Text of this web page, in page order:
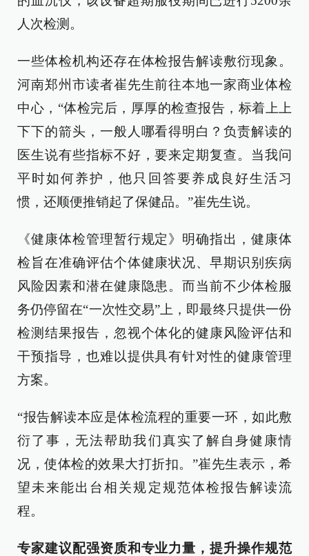
人次检测。
一些体检机构还存在体检报告解读敷衍现象。
河南郑州市读者崔先生前往本地一家商业体检
中心，“体检完后，厚厚的检查报告，标着上上
下下的箭头，一般人哪看得明白？负责解读的
医生说有些指标不好，要来定期复查。当我问
平时如何养护，他只回答要养成良好生活习
惯，还顺便推销起了保健品。”崔先生说。
《健康体检管理暂行规定》明确指出，健康体
检旨在准确评估个体健康状况、早期识别疾病
风险因素和潜在健康隐患。而当前不少体检服
务仍停留在“一次性交易”上，即最终只提供一份
检测结果报告，忽视个体化的健康风险评估和
干预指导，也难以提供具有针对性的健康管理
方案。
“报告解读本应是体检流程的重要一环，如此敷
衍了事，无法帮助我们真实了解自身健康情
况，使体检的效果大打折扣。”崔先生表示，希
望未来能出台相关规定规范体检报告解读流
程。
专家建议配强资质和专业力量，提升操作规范